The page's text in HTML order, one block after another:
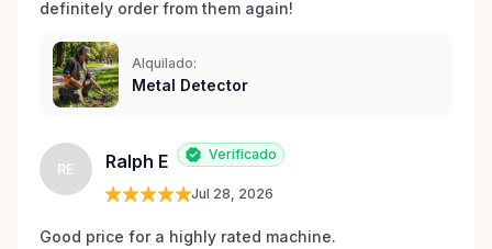
definitely order from them again!
Alquilado:
Metal Detector
RE Ralph E Verificado
Jul 28, 2026
Good price for a highly rated machine.